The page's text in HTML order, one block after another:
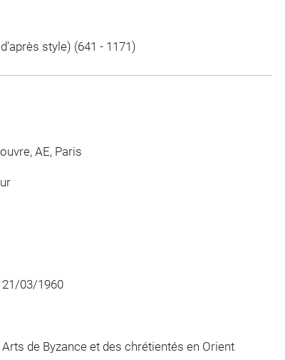
style) (641 - 1171)
AE, Paris
21/03/1960
de Byzance et des chrétientés en Orient